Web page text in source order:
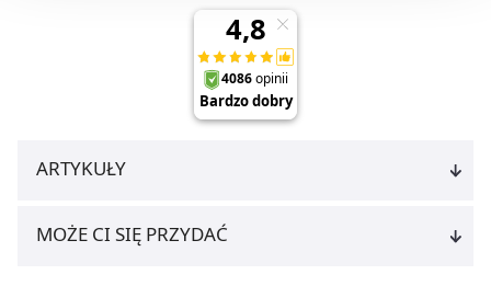
Możesz również kliknąć „Zaakceptuj niezbędne
będzie oznaczało, że nie wyrażasz zgody na
pozyskiwanie od Ciebie danych, które nie są niezbędne
dla funkcjonowania Strony. Będzie się to jednak wiązało
z brakiem dostępu do wszystkich funkcjonalności
ARTYKUŁY
MOŻE CI SIĘ PRZYDAĆ